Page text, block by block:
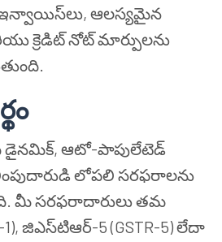
ఆలస్యమైన
క్రెడిట్ నోట్ మార్పులను
డైనమిక్, ఆటో-పాపులేటెడ్
లోపలి సరఫరాలను
మీ సరఫరాదారులు తమ
జిఎస్‌టి‌ఆర్-5 (GSTR-5) లేదా